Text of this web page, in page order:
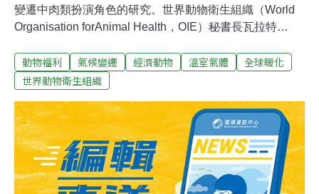
變遷中肉類扮演角色的研究。世界動物衛生組織（World
Organisation forAnimal Health，OIE）秘書長瓦拉特
出的報告，預計在今年夏天前公布。這是擁有175個會員
國的世界動物衛生組織近85年來首度提出的環境調查。這
色的興趣日益增加之際。家畜是溫室氣體排放的重大來
源，不論是直接從動物消化所產生的甲烷排放，或為了牧
場而砍伐森林及飼養家畜的投入等間接方式，都會產生溫
室氣體。
動物福利 氣候變遷 經濟動物 溫室氣體
全球暖化
世界動物衛生組織